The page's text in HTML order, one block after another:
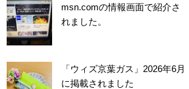
msn.comの情報画面で紹介さ
れました。
「ウィズ京葉ガス」2026年6月
に掲載されました